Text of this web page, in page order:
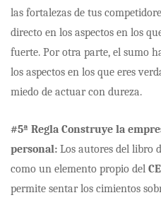
las fortalezas de tus
directo en los aspectos en los
fuerte. Por otra parte, el sumo
los aspectos en los que eres
miedo de actuar con dureza.
#5ª Regla Construye la
personal: Los autores del libro
como un elemento propio del
permite sentar los cimientos